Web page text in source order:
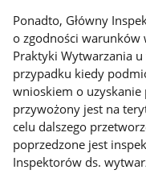
Ponadto, Główny
o zgodności warunków
Praktyki Wytwarzania
przypadku kiedy
wnioskiem o
przywożony jest na
celu dalszego
poprzedzone jest
Inspektorów ds.